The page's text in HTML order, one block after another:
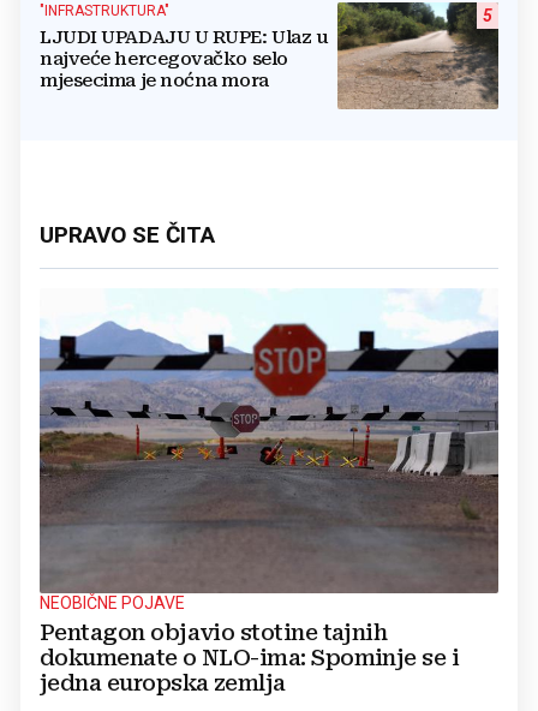
5
"INFRASTRUKTURA"
LJUDI UPADAJU U RUPE: Ulaz u
najveće hercegovačko selo
mjesecima je noćna mora
UPRAVO SE ČITA
NEOBIČNE POJAVE
Pentagon objavio stotine tajnih
dokumenate o NLO-ima: Spominje se i
jedna europska zemlja